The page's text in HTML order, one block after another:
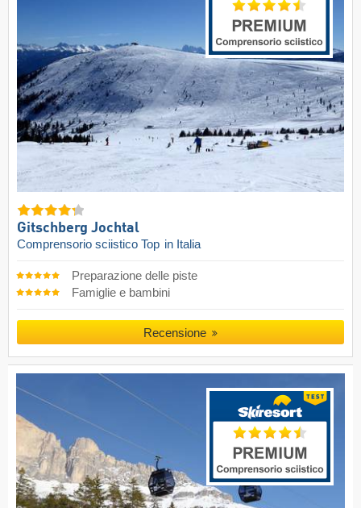
Gitschberg Jochtal
Comprensorio sciistico Top in Italia
Preparazione delle piste
Famiglie e bambini
Recensione